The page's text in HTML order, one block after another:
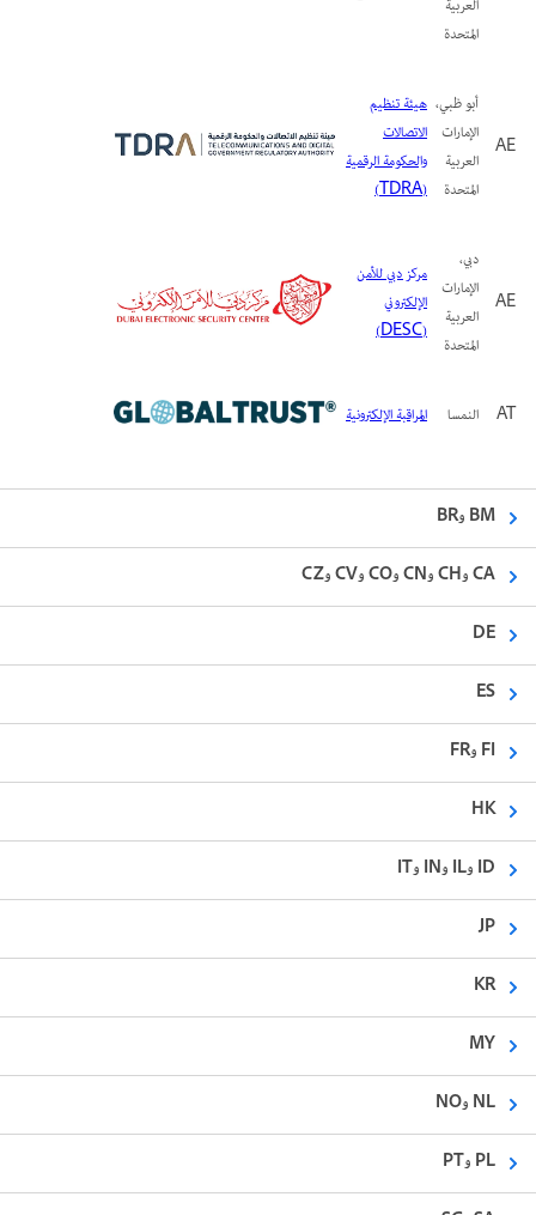
العربية
المتحدة
AE
أبو ظبي،
الإمارات
العربية
المتحدة
هيئة تنظيم
الاتصالات
والحكومة الرقمية
(TDRA)
AE
دبي،
الإمارات
العربية
المتحدة
مركز دبي للأمن
الإلكتروني
(DESC)
AT النمسا المراقبة الإلكترونية
BM وBR
CA وCH وCN وCO وCV وCZ
DE
ES
FI وFR
HK
ID وIL وIN وIT
JP
KR
MY
NL وNO
PL وPT